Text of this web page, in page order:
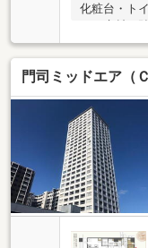
化粧台・ト
ス・床材：
飼育可能（
ているバル
カウンター
いるため、
家事ができ
納に便利です
門司ミッドエア（